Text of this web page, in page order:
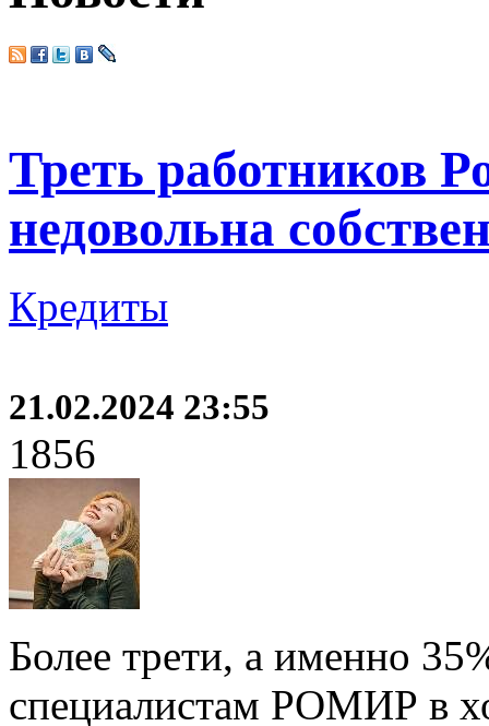
Треть работников
недовольна
Кредиты
21.02.2024 23:55
1856
Более трети, а именно
специалистам РОМИР в